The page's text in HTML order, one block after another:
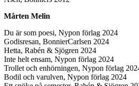
Mårten Melin
Du är som poesi, Nypon förlag 2024
Godisresan, BonnierCarlsen 2024
Hetta, Rabén & Sjögren 2024
Inte helt ensam, Nypon förlag 2024
Trollet och enhörningen, Nypon förlag
Bodil och varulven, Nypon förlag 2024